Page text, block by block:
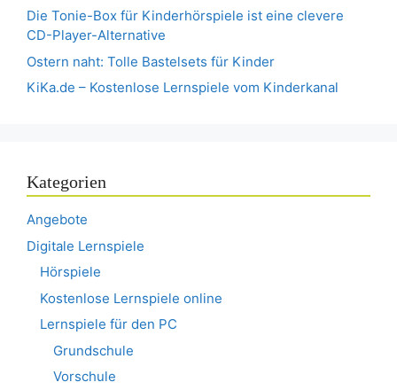
Die Tonie-Box für Kinderhörspiele ist eine clevere
CD-Player-Alternative
Ostern naht: Tolle Bastelsets für Kinder
KiKa.de – Kostenlose Lernspiele vom Kinderkanal
Kategorien
Angebote
Digitale Lernspiele
Hörspiele
Kostenlose Lernspiele online
Lernspiele für den PC
Grundschule
Vorschule